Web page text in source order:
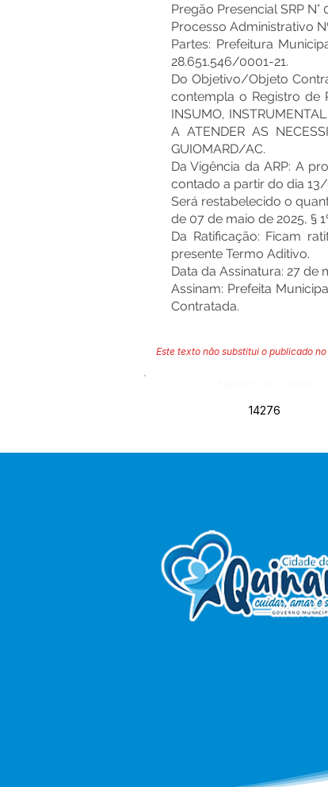
Pregão Presencial SRP N°
Processo Administrativo
Partes: Prefeitura
28.651.546/0001-21.
Do Objetivo/Objeto
contempla o Registro de
INSUMO,
A ATENDER AS
GUIOMARD/AC.
Da Vigência da ARP: A
contado a partir do dia
Será restabelecido o
de 07 de maio de 2025, §
Da Ratificação: Ficam
presente Termo Aditivo.
Data da Assinatura: 27 de
Assinam: Prefeita
Contratada.
Este texto não substitui o publicado
14276